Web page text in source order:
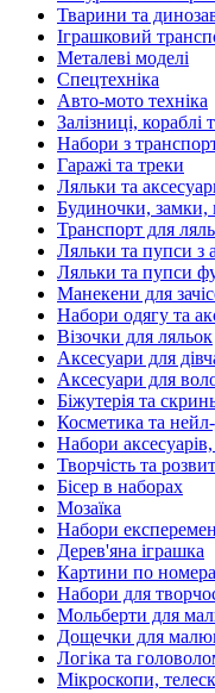
Тварини та
Іграшковий
Металеві моделі
Спецтехніка
Авто-мото техніка
Залізниці, кораблі
Набори з
Гаражі та треки
Ляльки та
Будиночки, замки,
Транспорт для
Ляльки та пупси з
Ляльки та пупси
Манекени для
Набори одягу та
Візочки для ляльок
Аксесуари для
Аксесуари для
Біжутерія та
Косметика та
Набори
Творчість та
Бісер в наборах
Мозаїка
Набори
Дерев'яна іграшка
Картини по
Набори для
Мольберти для
Дощечки для
Логіка та
Мікроскопи,